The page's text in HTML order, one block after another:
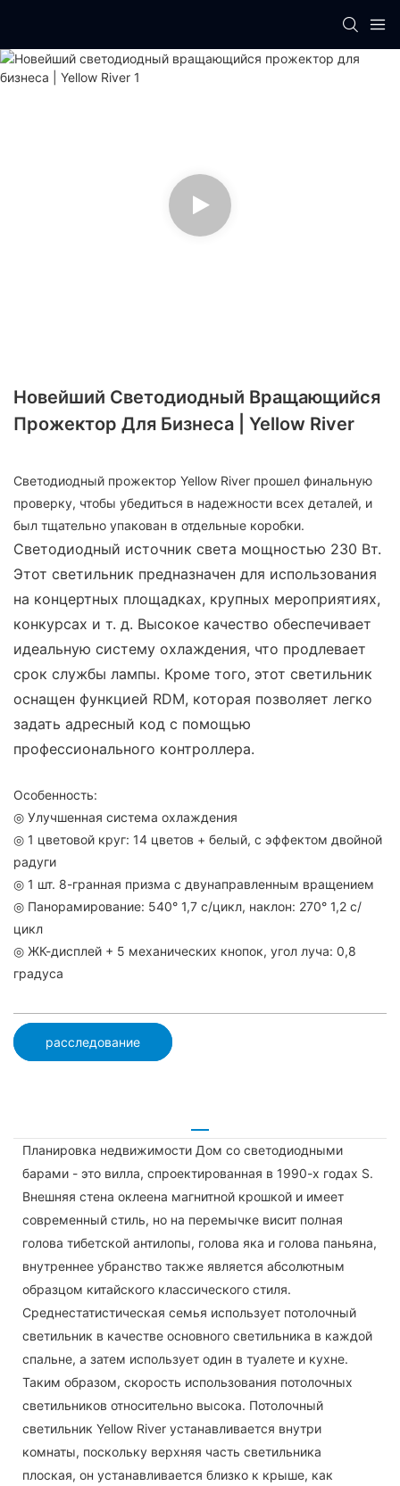
Новейший Светодиодный Вращающийся
Прожектор Для Бизнеса | Yellow River
Светодиодный прожектор Yellow River прошел финальную
проверку, чтобы убедиться в надежности всех деталей, и
был тщательно упакован в отдельные коробки.
Светодиодный источник света мощностью 230 Вт.
Этот светильник предназначен для использования
на концертных площадках, крупных мероприятиях,
конкурсах и т. д. Высокое качество обеспечивает
идеальную систему охлаждения, что продлевает
срок службы лампы. Кроме того, этот светильник
оснащен функцией RDM, которая позволяет легко
задать адресный код с помощью
профессионального контроллера.
Особенность:
◎ Улучшенная система охлаждения
◎ 1 цветовой круг: 14 цветов + белый, с эффектом двойной
радуги
◎ 1 шт. 8-гранная призма с двунаправленным вращением
◎ Панорамирование: 540° 1,7 с/цикл, наклон: 270° 1,2 с/
цикл
◎ ЖК-дисплей + 5 механических кнопок, угол луча: 0,8
градуса
расследование
Планировка недвижимости Дом со светодиодными
барами - это вилла, спроектированная в 1990-х годах S.
Внешняя стена оклеена магнитной крошкой и имеет
современный стиль, но на перемычке висит полная
голова тибетской антилопы, голова яка и голова паньяна,
внутреннее убранство также является абсолютным
образцом китайского классического стиля.
Среднестатистическая семья использует потолочный
светильник в качестве основного светильника в каждой
спальне, а затем использует один в туалете и кухне.
Таким образом, скорость использования потолочных
светильников относительно высока. Потолочный
светильник Yellow River устанавливается внутри
комнаты, поскольку верхняя часть светильника
плоская, он устанавливается близко к крыше, как